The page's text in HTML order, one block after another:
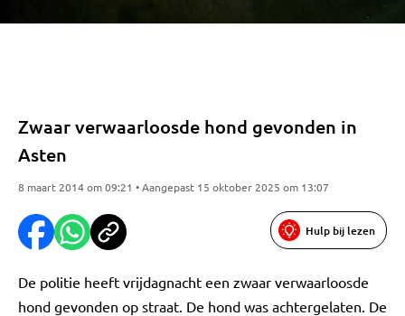
Zwaar verwaarloosde hond gevonden in
Asten
8 maart 2014 om 09:21 • Aangepast 15 oktober 2025 om 13:07
Hulp bij lezen
De politie heeft vrijdagnacht een zwaar verwaarloosde
hond gevonden op straat. De hond was achtergelaten. De